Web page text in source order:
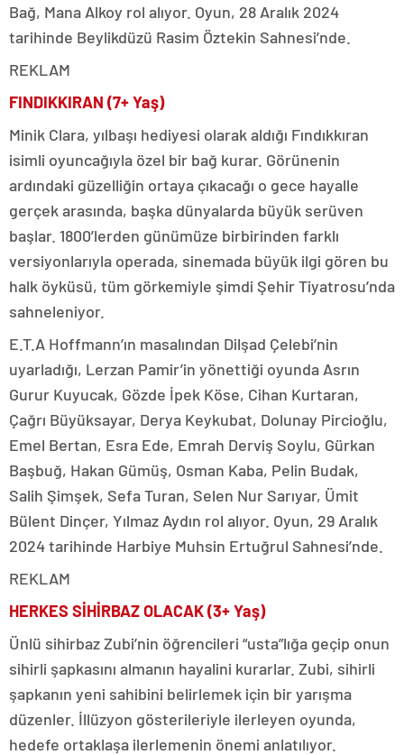
Bağ, Mana Alkoy rol alıyor. Oyun, 28 Aralık 2024
tarihinde Beylikdüzü Rasim Öztekin Sahnesi’nde.
REKLAM
FINDIKKIRAN (7+ Yaş)
Minik Clara, yılbaşı hediyesi olarak aldığı Fındıkkıran
isimli oyuncağıyla özel bir bağ kurar. Görünenin
ardındaki güzelliğin ortaya çıkacağı o gece hayalle
gerçek arasında, başka dünyalarda büyük serüven
başlar. 1800’lerden günümüze birbirinden farklı
versiyonlarıyla operada, sinemada büyük ilgi gören bu
halk öyküsü, tüm görkemiyle şimdi Şehir Tiyatrosu’nda
sahneleniyor.
E.T.A Hoffmann’ın masalından Dilşad Çelebi’nin
uyarladığı, Lerzan Pamir’in yönettiği oyunda Asrın
Gurur Kuyucak, Gözde İpek Köse, Cihan Kurtaran,
Çağrı Büyüksayar, Derya Keykubat, Dolunay Pircioğlu,
Emel Bertan, Esra Ede, Emrah Derviş Soylu, Gürkan
Başbuğ, Hakan Gümüş, Osman Kaba, Pelin Budak,
Salih Şimşek, Sefa Turan, Selen Nur Sarıyar, Ümit
Bülent Dinçer, Yılmaz Aydın rol alıyor. Oyun, 29 Aralık
2024 tarihinde Harbiye Muhsin Ertuğrul Sahnesi’nde.
REKLAM
HERKES SİHİRBAZ OLACAK (3+ Yaş)
Ünlü sihirbaz Zubi’nin öğrencileri “usta”lığa geçip onun
sihirli şapkasını almanın hayalini kurarlar. Zubi, sihirli
şapkanın yeni sahibini belirlemek için bir yarışma
düzenler. İllüzyon gösterileriyle ilerleyen oyunda,
hedefe ortaklaşa ilerlemenin önemi anlatılıyor.